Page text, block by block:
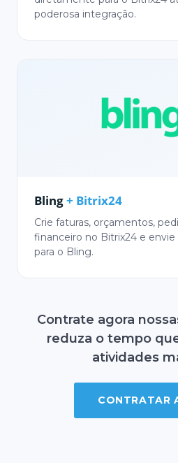
poderosa integração.
Bling+ Bitrix24
Crie faturas, orçamentos,
financeiro no Bitrix24 e
para o Bling.
Contrate agora
reduza o tempo
atividades
CONTRATAR